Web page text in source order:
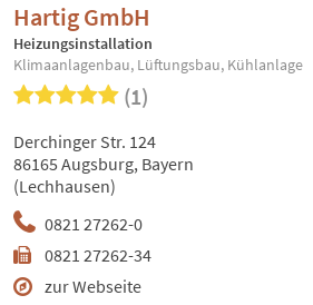
Hartig GmbH
Heizungsinstallation
Klimaanlagenbau, Lüftungsbau, Kühlanlage
(1)
0821 27262-0
0821 27262-34
zur Webseite
Derchinger Str. 124
86165 Augsburg, Bayern
(Lechhausen)